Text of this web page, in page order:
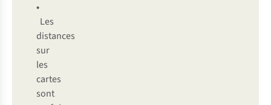
•
Les
distances
sur
les
cartes
sont